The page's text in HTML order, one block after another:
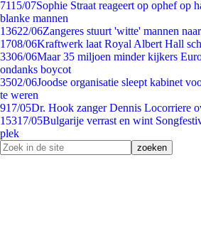
7115/07Sophie Straat reageert op ophef op
blanke mannen
13622/06Zangeres stuurt 'witte' mannen
1708/06Kraftwerk laat Royal Albert Hall
3306/06Maar 35 miljoen minder kijkers
ondanks boycot
3502/06Joodse organisatie sleept kabinet
te weren
917/05Dr. Hook zanger Dennis Locorriere
15317/05Bulgarije verrast en wint
plek